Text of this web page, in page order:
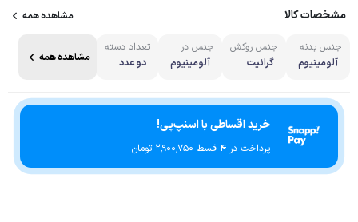
مشخصات کالا مشاهده همه
جنس بدنه
آلومینیوم
جنس روکش
گرانیت
جنس در
آلومینیوم
تعداد دسته
دو عدد
مشاهده همه
خرید اقساطی با اسنپ‌پی!
پرداخت در 4 قسط ۲٬۹۰۰٬۷۵۰ تومان